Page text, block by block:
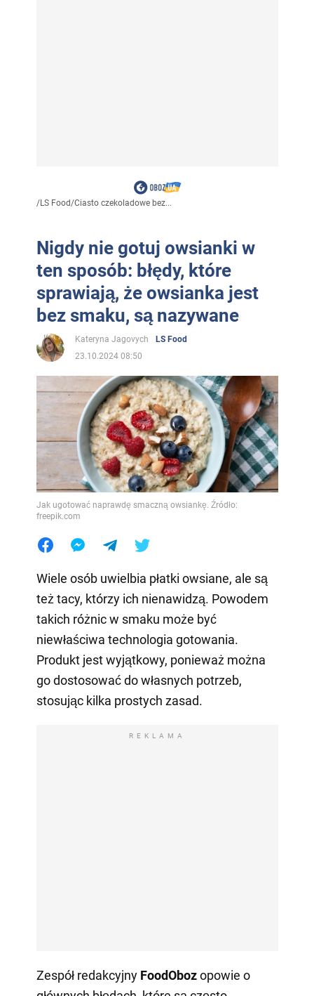
/LS Food/Ciasto czekoladowe bez...
Nigdy nie gotuj owsianki w
ten sposób: błędy, które
sprawiają, że owsianka jest
bez smaku, są nazywane
Kateryna Jagovych
LS Food
23.10.2024 08:50
Jak ugotować naprawdę smaczną owsiankę. Źródło:
freepik.com
Wiele osób uwielbia płatki owsiane, ale są
też tacy, którzy ich nienawidzą. Powodem
takich różnic w smaku może być
niewłaściwa technologia gotowania.
Produkt jest wyjątkowy, ponieważ można
go dostosować do własnych potrzeb,
stosując kilka prostych zasad.
REKLAMA
Zespół redakcyjny FoodObozopowie o